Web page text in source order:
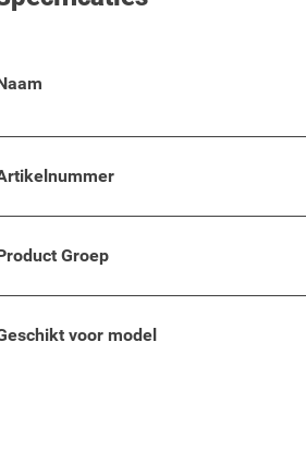
Groep
voor model